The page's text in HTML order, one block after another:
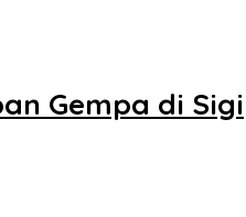
Gempa di Sigi